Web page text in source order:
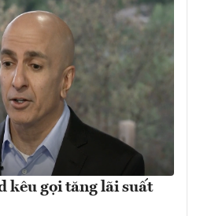
kêu gọi tăng lãi suất